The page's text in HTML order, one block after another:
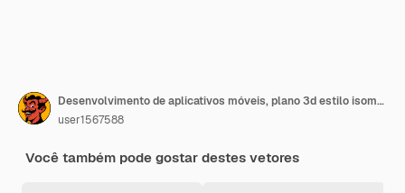
Desenvolvimento de aplicativos móveis, plano 3d estilo isométrico. Design web azul. Aplicativo de desenvolvedor front-end. Trabalhando na inicialização.
user1567588
Você também pode gostar destes vetores